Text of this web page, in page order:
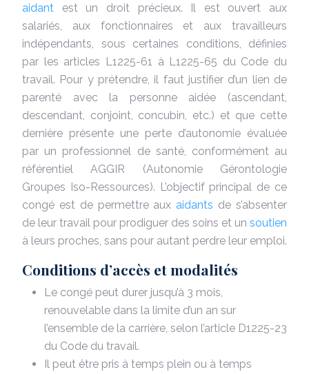
aidant est un droit précieux. Il est ouvert aux
salariés, aux fonctionnaires et aux travailleurs
indépendants, sous certaines conditions, définies
par les articles L1225-61 à L1225-65 du Code du
travail. Pour y prétendre, il faut justifier d’un lien de
parenté avec la personne aidée (ascendant,
descendant, conjoint, concubin, etc.) et que cette
dernière présente une perte d’autonomie évaluée
par un professionnel de santé, conformément au
référentiel AGGIR (Autonomie Gérontologie
Groupes Iso-Ressources). L’objectif principal de ce
congé est de permettre aux aidants de s’absenter
de leur travail pour prodiguer des soins et un soutien
à leurs proches, sans pour autant perdre leur emploi.
Conditions d’accès et modalités
Le congé peut durer jusqu’à 3 mois,
renouvelable dans la limite d’un an sur
l’ensemble de la carrière, selon l’article D1225-23
du Code du travail.
Il peut être pris à temps plein ou à temps